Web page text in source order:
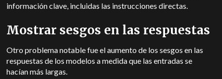
información clave, incluidas las instrucciones directas.
Mostrar sesgos en las respuestas
Otro problema notable fue el aumento de los sesgos en las
respuestas de los modelos a medida que las entradas se
hacían más largas.